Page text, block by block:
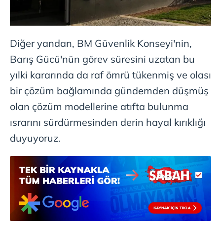
ilgili mevzuata uygun olarak kullanılan çerezlerle ilgili bilgi
tıklayınız.
Diğer yandan, BM Güvenlik Konseyi'nin,
Barış Gücü'nün görev süresini uzatan bu
yılki kararında da raf ömrü tükenmiş ve olası
bir çözüm bağlamında gündemden düşmüş
olan çözüm modellerine atıfta bulunma
ısrarını sürdürmesinden derin hayal kırıklığı
duyuyoruz.